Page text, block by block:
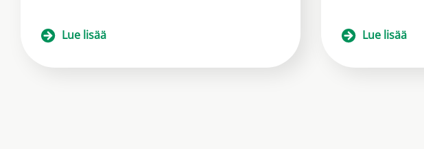
Lue lisää Lue lisää